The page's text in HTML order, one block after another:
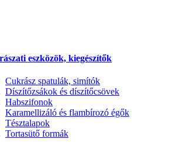
eszközök, kiegészítők
Cukrász spatulák, simítók
Díszítőzsákok és díszítőcsövek
Habszifonok
Karamellizáló és flambírozó égők
Tésztalapok
Tortasütő formák